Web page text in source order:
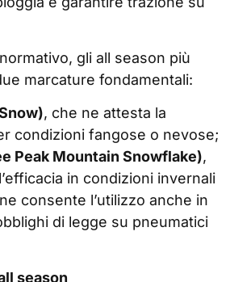
gli all season più
marcature fondamentali:
, che ne attesta la
condizioni fangose o nevose;
Peak Mountain Snowflake),
in condizioni invernali
consente l’utilizzo anche in
di legge su pneumatici
season